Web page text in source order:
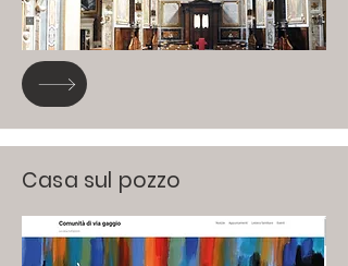
Casa sul pozzo